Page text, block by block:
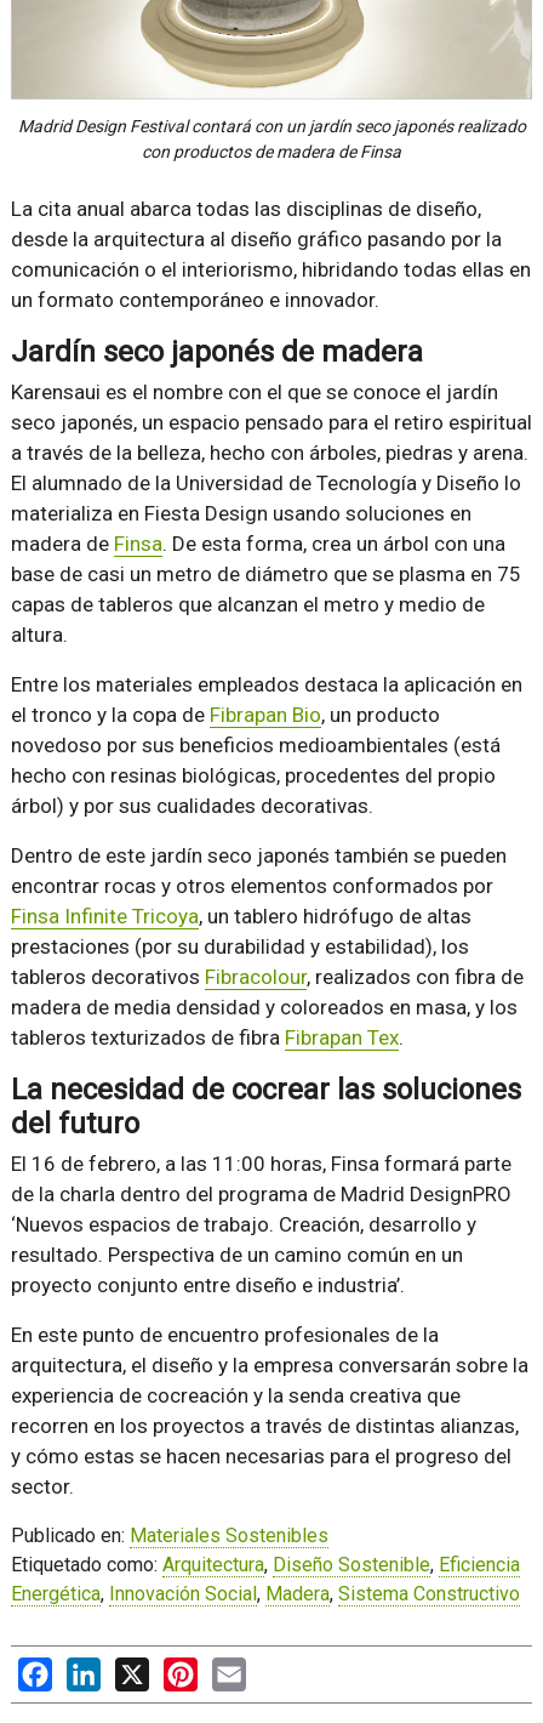
Madrid Design Festival contará con un jardín seco japonés realizado
con productos de madera de Finsa
La cita anual abarca todas las disciplinas de diseño,
desde la arquitectura al diseño gráfico pasando por la
comunicación o el interiorismo, hibridando todas ellas en
un formato contemporáneo e innovador.
Jardín seco japonés de madera
Karensaui es el nombre con el que se conoce el jardín
seco japonés, un espacio pensado para el retiro espiritual
a través de la belleza, hecho con árboles, piedras y arena.
El alumnado de la Universidad de Tecnología y Diseño lo
materializa en Fiesta Design usando soluciones en
madera de Finsa. De esta forma, crea un árbol con una
base de casi un metro de diámetro que se plasma en 75
capas de tableros que alcanzan el metro y medio de
altura.
Entre los materiales empleados destaca la aplicación en
el tronco y la copa de Fibrapan Bio, un producto
novedoso por sus beneficios medioambientales (está
hecho con resinas biológicas, procedentes del propio
árbol) y por sus cualidades decorativas.
Dentro de este jardín seco japonés también se pueden
encontrar rocas y otros elementos conformados por
Finsa Infinite Tricoya, un tablero hidrófugo de altas
prestaciones (por su durabilidad y estabilidad), los
tableros decorativos Fibracolour, realizados con fibra de
madera de media densidad y coloreados en masa, y los
tableros texturizados de fibra Fibrapan Tex.
La necesidad de cocrear las soluciones
del futuro
El 16 de febrero, a las 11:00 horas, Finsa formará parte
de la charla dentro del programa de Madrid DesignPRO
‘Nuevos espacios de trabajo. Creación, desarrollo y
resultado. Perspectiva de un camino común en un
proyecto conjunto entre diseño e industria’.
En este punto de encuentro profesionales de la
arquitectura, el diseño y la empresa conversarán sobre la
experiencia de cocreación y la senda creativa que
recorren en los proyectos a través de distintas alianzas,
y cómo estas se hacen necesarias para el progreso del
sector.
Publicado en: Materiales Sostenibles
Etiquetado como: Arquitectura, Diseño Sostenible, Eficiencia
Energética, Innovación Social, Madera, Sistema Constructivo
FacebookLinkedIn
X PinterestEmail